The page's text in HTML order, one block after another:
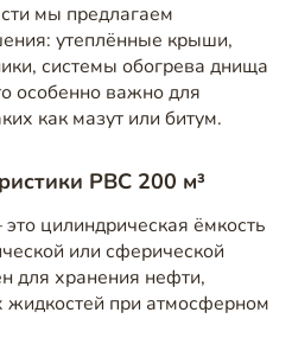
мы предлагаем
утеплённые крыши,
системы обогрева днища
особенно важно для
как мазут или битум.
РВС 200 м³
цилиндрическая ёмкость
или сферической
для хранения нефти,
жидкостей при атмосферном